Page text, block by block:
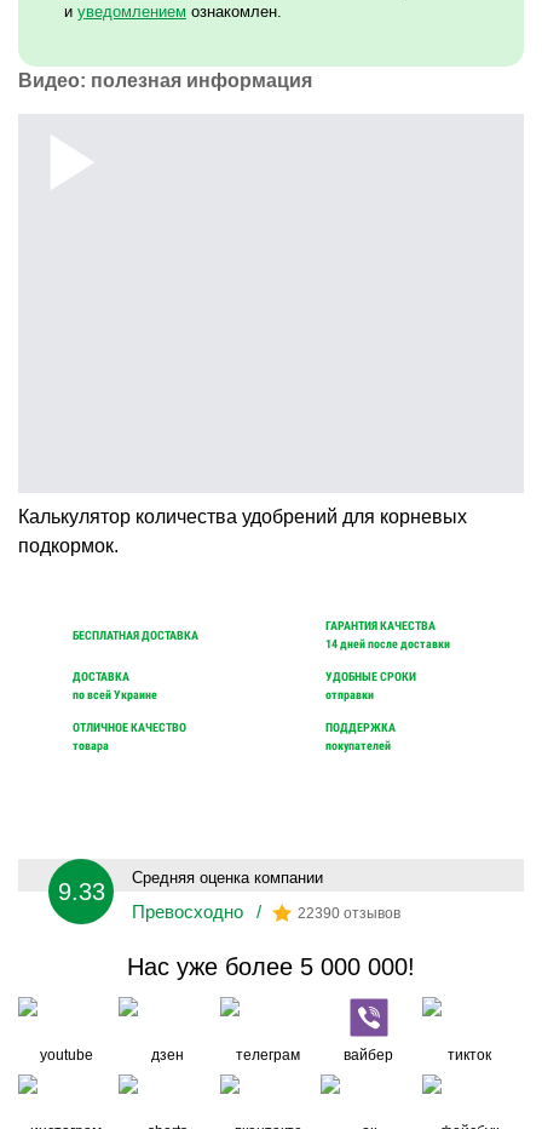
и уведомлением ознакомлен.
Видео: полезная информация
Калькулятор количества удобрений для корневых
подкормок.
БЕСПЛАТНАЯ ДОСТАВКА
ГАРАНТИЯ КАЧЕСТВА
14 дней после доставки
ДОСТАВКА
по всей Украине
УДОБНЫЕ СРОКИ
отправки
ОТЛИЧНОЕ КАЧЕСТВО
товара
ПОДДЕРЖКА
покупателей
9.33
Средняя оценка компании
Превосходно / 22390 отзывов
Нас уже более 5 000 000!
youtube дзен телеграм вайбер тикток